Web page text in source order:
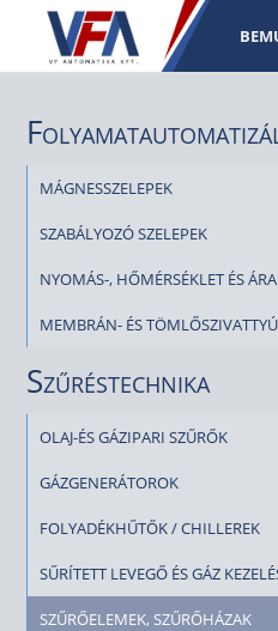
MÁGNESSZELEPEK
SZABÁLYOZÓ SZELEPEK
NYOMÁS-, HŐMÉRSÉKLET ÉS
MEMBRÁN- ÉS
Szűréstechnika
OLAJ-ÉS GÁZIPARI SZŰRŐK
GÁZGENERÁTOROK
FOLYADÉKHŰTŐK / CHILLEREK
SŰRÍTETT LEVEGŐ ÉS GÁZ
SZŰRŐELEMEK, SZŰRŐHÁZAK